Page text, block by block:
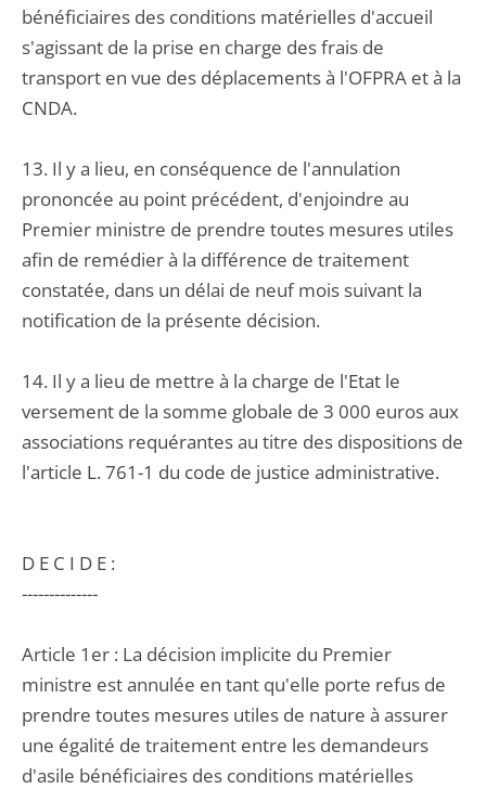
bénéficiaires des conditions matérielles d'accueil
s'agissant de la prise en charge des frais de
transport en vue des déplacements à l'OFPRA et à la
CNDA.
13. Il y a lieu, en conséquence de l'annulation
prononcée au point précédent, d'enjoindre au
Premier ministre de prendre toutes mesures utiles
afin de remédier à la différence de traitement
constatée, dans un délai de neuf mois suivant la
notification de la présente décision.
14. Il y a lieu de mettre à la charge de l'Etat le
versement de la somme globale de 3 000 euros aux
associations requérantes au titre des dispositions de
l'article L. 761-1 du code de justice administrative.
D E C I D E :
--------------
Article 1er : La décision implicite du Premier
ministre est annulée en tant qu'elle porte refus de
prendre toutes mesures utiles de nature à assurer
une égalité de traitement entre les demandeurs
d'asile bénéficiaires des conditions matérielles